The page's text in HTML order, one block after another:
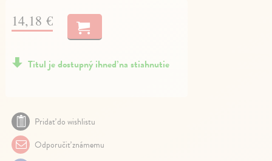
14,18 €
Titul je dostupný ihneď na stiahnutie
Pridať do wishlistu
Odporučiť známemu